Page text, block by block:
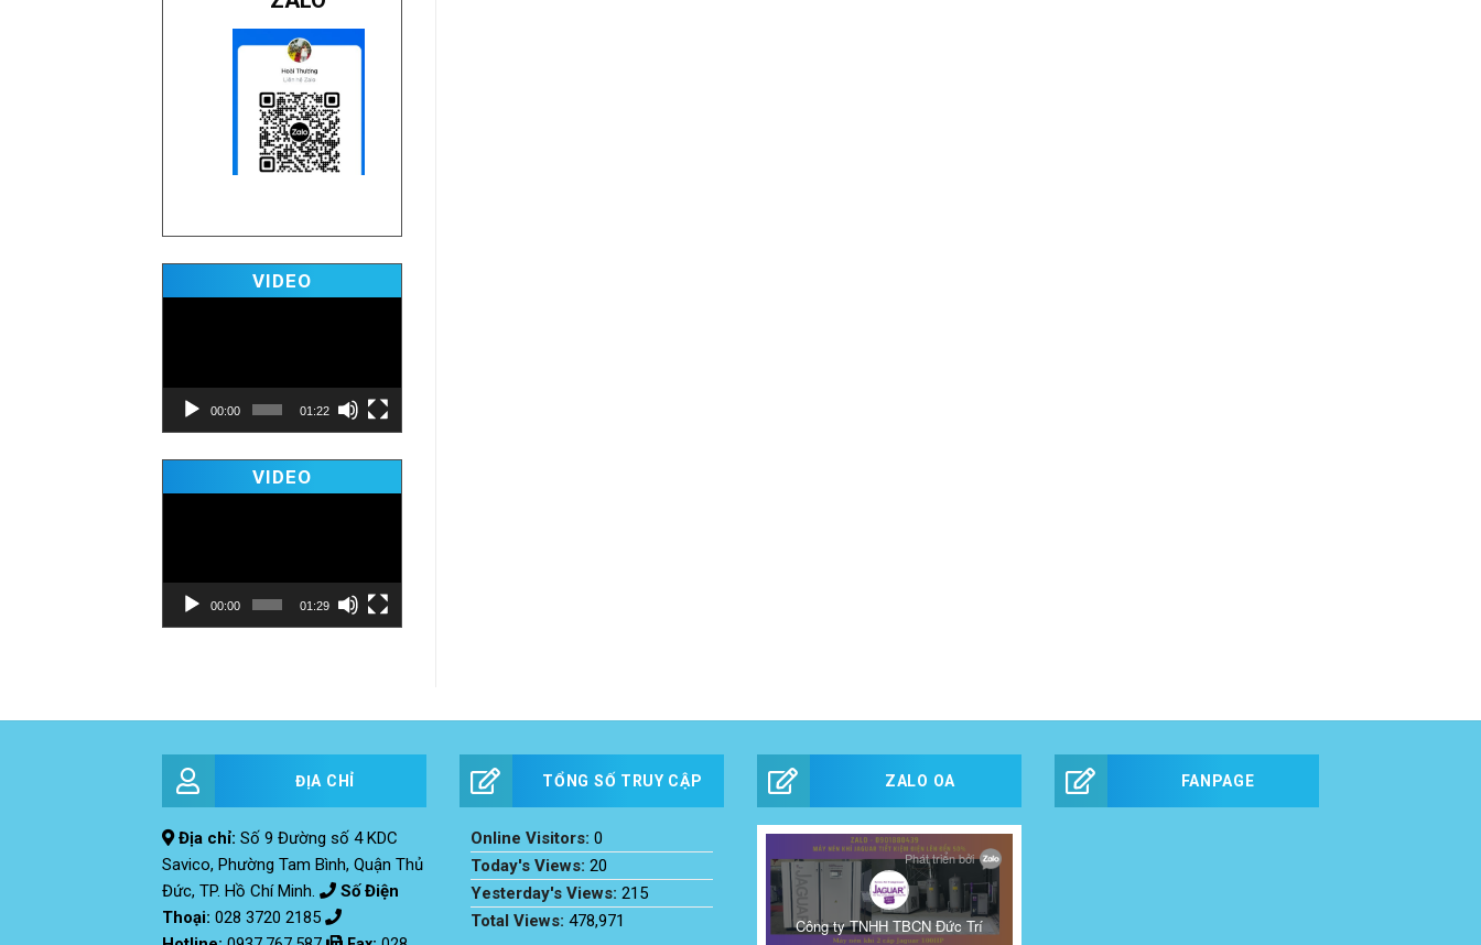
VIDEO
00:00 01:22
VIDEO
Player
00:00 01:29
ĐỊA CHỈ
Địa chỉ: Số 9 Đường số 4 KDC
Savico, Phường Tam Bình, Quận Thủ
Đức, TP. Hồ Chí Minh.
Số Điện
Thoại: 028 3720 2185
TỔNG SỐ TRUY CẬP
Online Visitors: 0
Today's Views: 20
Yesterday's Views: 215
Total Views: 478,971
ZALO OA FANPAGE